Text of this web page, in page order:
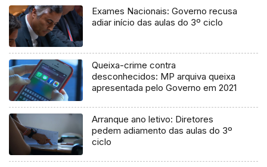
Exames Nacionais: Governo recusa
adiar início das aulas do 3º ciclo
Queixa-crime contra
desconhecidos: MP arquiva queixa
apresentada pelo Governo em 2021
Arranque ano letivo: Diretores
pedem adiamento das aulas do 3º
ciclo